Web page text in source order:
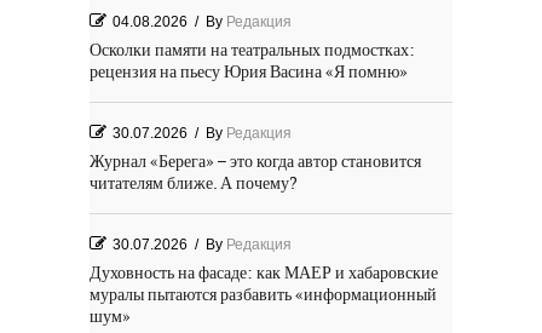
04.08.2026 / By Редакция
Осколки памяти на театральных подмостках:
рецензия на пьесу Юрия Васина «Я помню»
30.07.2026 / By Редакция
Журнал «Берега» – это когда автор становится
читателям ближе. А почему?
30.07.2026 / By Редакция
Духовность на фасаде: как МАЕР и хабаровские
муралы пытаются разбавить «информационный
шум»